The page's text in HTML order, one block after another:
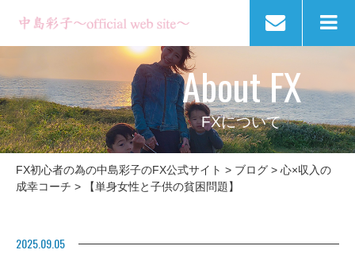
About FX
FXについて
FX初心者の為の中島彩子のFX公式サイト > ブログ> 心×収入の
成幸コーチ > 【単身女性と子供の貧困問題】
2025.09.05